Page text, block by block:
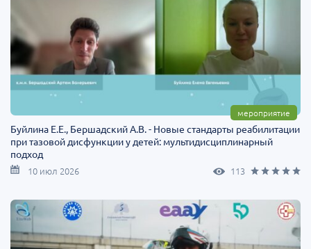
мероприятие
Буйлина Е.Е., Бершадский А.В. - Новые стандарты реабилитации
при тазовой дисфункции у детей: мультидисциплинарный
подход
10 июл 2026 113